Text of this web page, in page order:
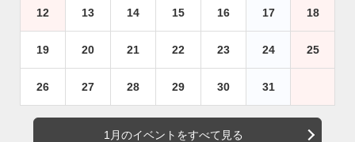
12 13 14 15 16 17 18
19 20 21 22 23 24 25
26 27 28 29 30 31
1月のイベントをすべて見る